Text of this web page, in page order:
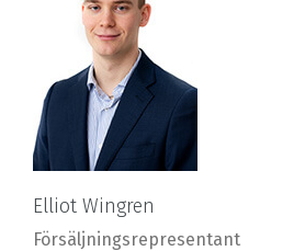
Elliot Wingren
Försäljningsrepresentant